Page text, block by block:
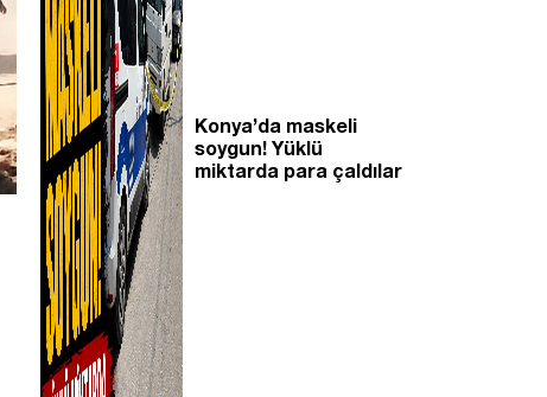
Konya’da maskeli
soygun! Yüklü
miktarda para çaldılar